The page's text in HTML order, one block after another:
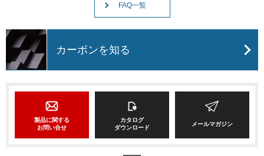
FAQ一覧
カーボンを知る
製品に関する
お問い合せ
カタログ
ダウンロード
メールマガジン